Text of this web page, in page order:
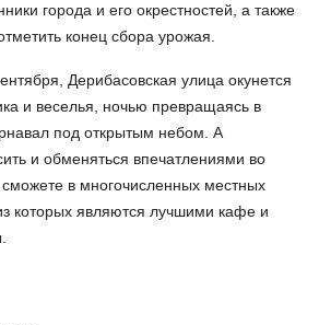
города и его окрестностей, а также
конец сбора урожая.
Дерибасовская улица окунется
и веселья, ночью превращаясь в
под открытым небом. А
и обменяться впечатлениями во
в многочисленных местных
которых являются лучшими кафе и